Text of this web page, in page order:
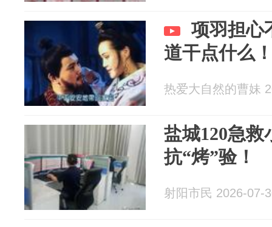
项羽担心
道干点什么
热爱大自然的曹妹
盐城120急救
抗“烤”验！
射阳市民 2026-07-